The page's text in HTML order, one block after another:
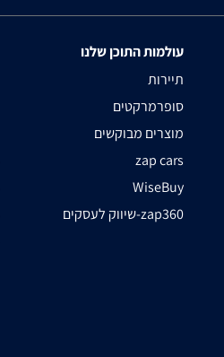
עולמות התוכן שלנו
תיירות
סופרמרקטים
מוצרים מבוקשים
zap cars
WiseBuy
שיווק לעסקים-zap360